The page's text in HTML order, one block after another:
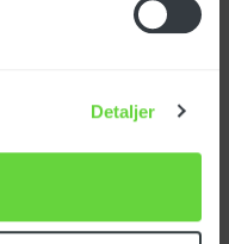
Detaljer